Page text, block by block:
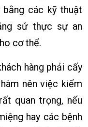
bằng các kỹ thuật
sứ thực sự an
cơ thể.
hàng phải cấy
nên việc kiểm
quan trọng, nếu
hay các bệnh